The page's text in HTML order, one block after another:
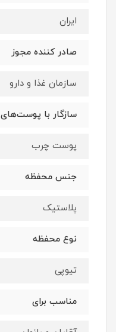
ایران
صادر کننده مجوز
سازمان غذا و دارو
سازگار با پوست‌‌های
پوست چرب
جنس محفظه
پلاستیک
نوع محفظه
تیوپی
مناسب برای